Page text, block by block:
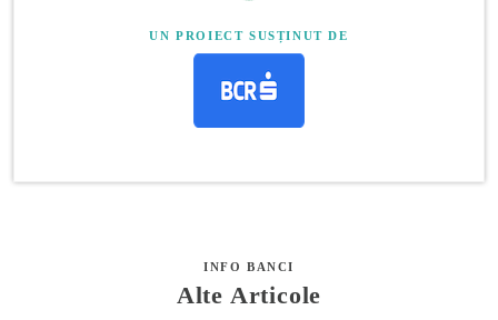
UN PROIECT SUSȚINUT DE
INFO BANCI
Alte Articole